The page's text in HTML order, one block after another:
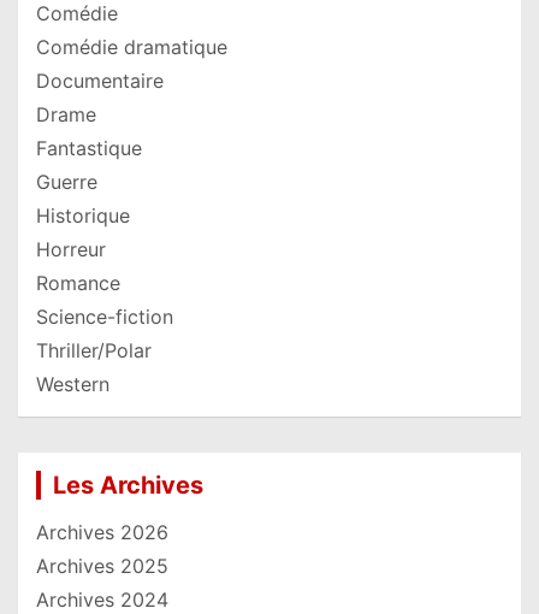
Comédie
Comédie dramatique
Documentaire
Drame
Fantastique
Guerre
Historique
Horreur
Romance
Science-fiction
Thriller/Polar
Western
Les Archives
Archives 2026
Archives 2025
Archives 2024